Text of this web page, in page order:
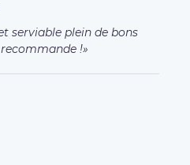
serviable plein de bons
!